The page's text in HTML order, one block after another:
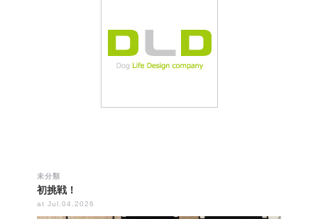
未分類
初挑戦！
at Jul.04.2026